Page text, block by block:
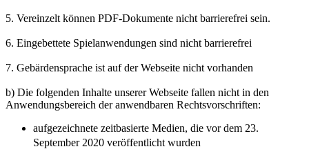
5. Vereinzelt können PDF-Dokumente nicht barrierefrei sein.
6. Eingebettete Spielanwendungen sind nicht barrierefrei
7. Gebärdensprache ist auf der Webseite nicht vorhanden
b) Die folgenden Inhalte unserer Webseite fallen nicht in den
Anwendungsbereich der anwendbaren Rechtsvorschriften:
aufgezeichnete zeitbasierte Medien, die vor dem 23.
September 2020 veröffentlicht wurden